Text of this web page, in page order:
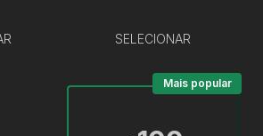
SELECIONAR
Mais popular